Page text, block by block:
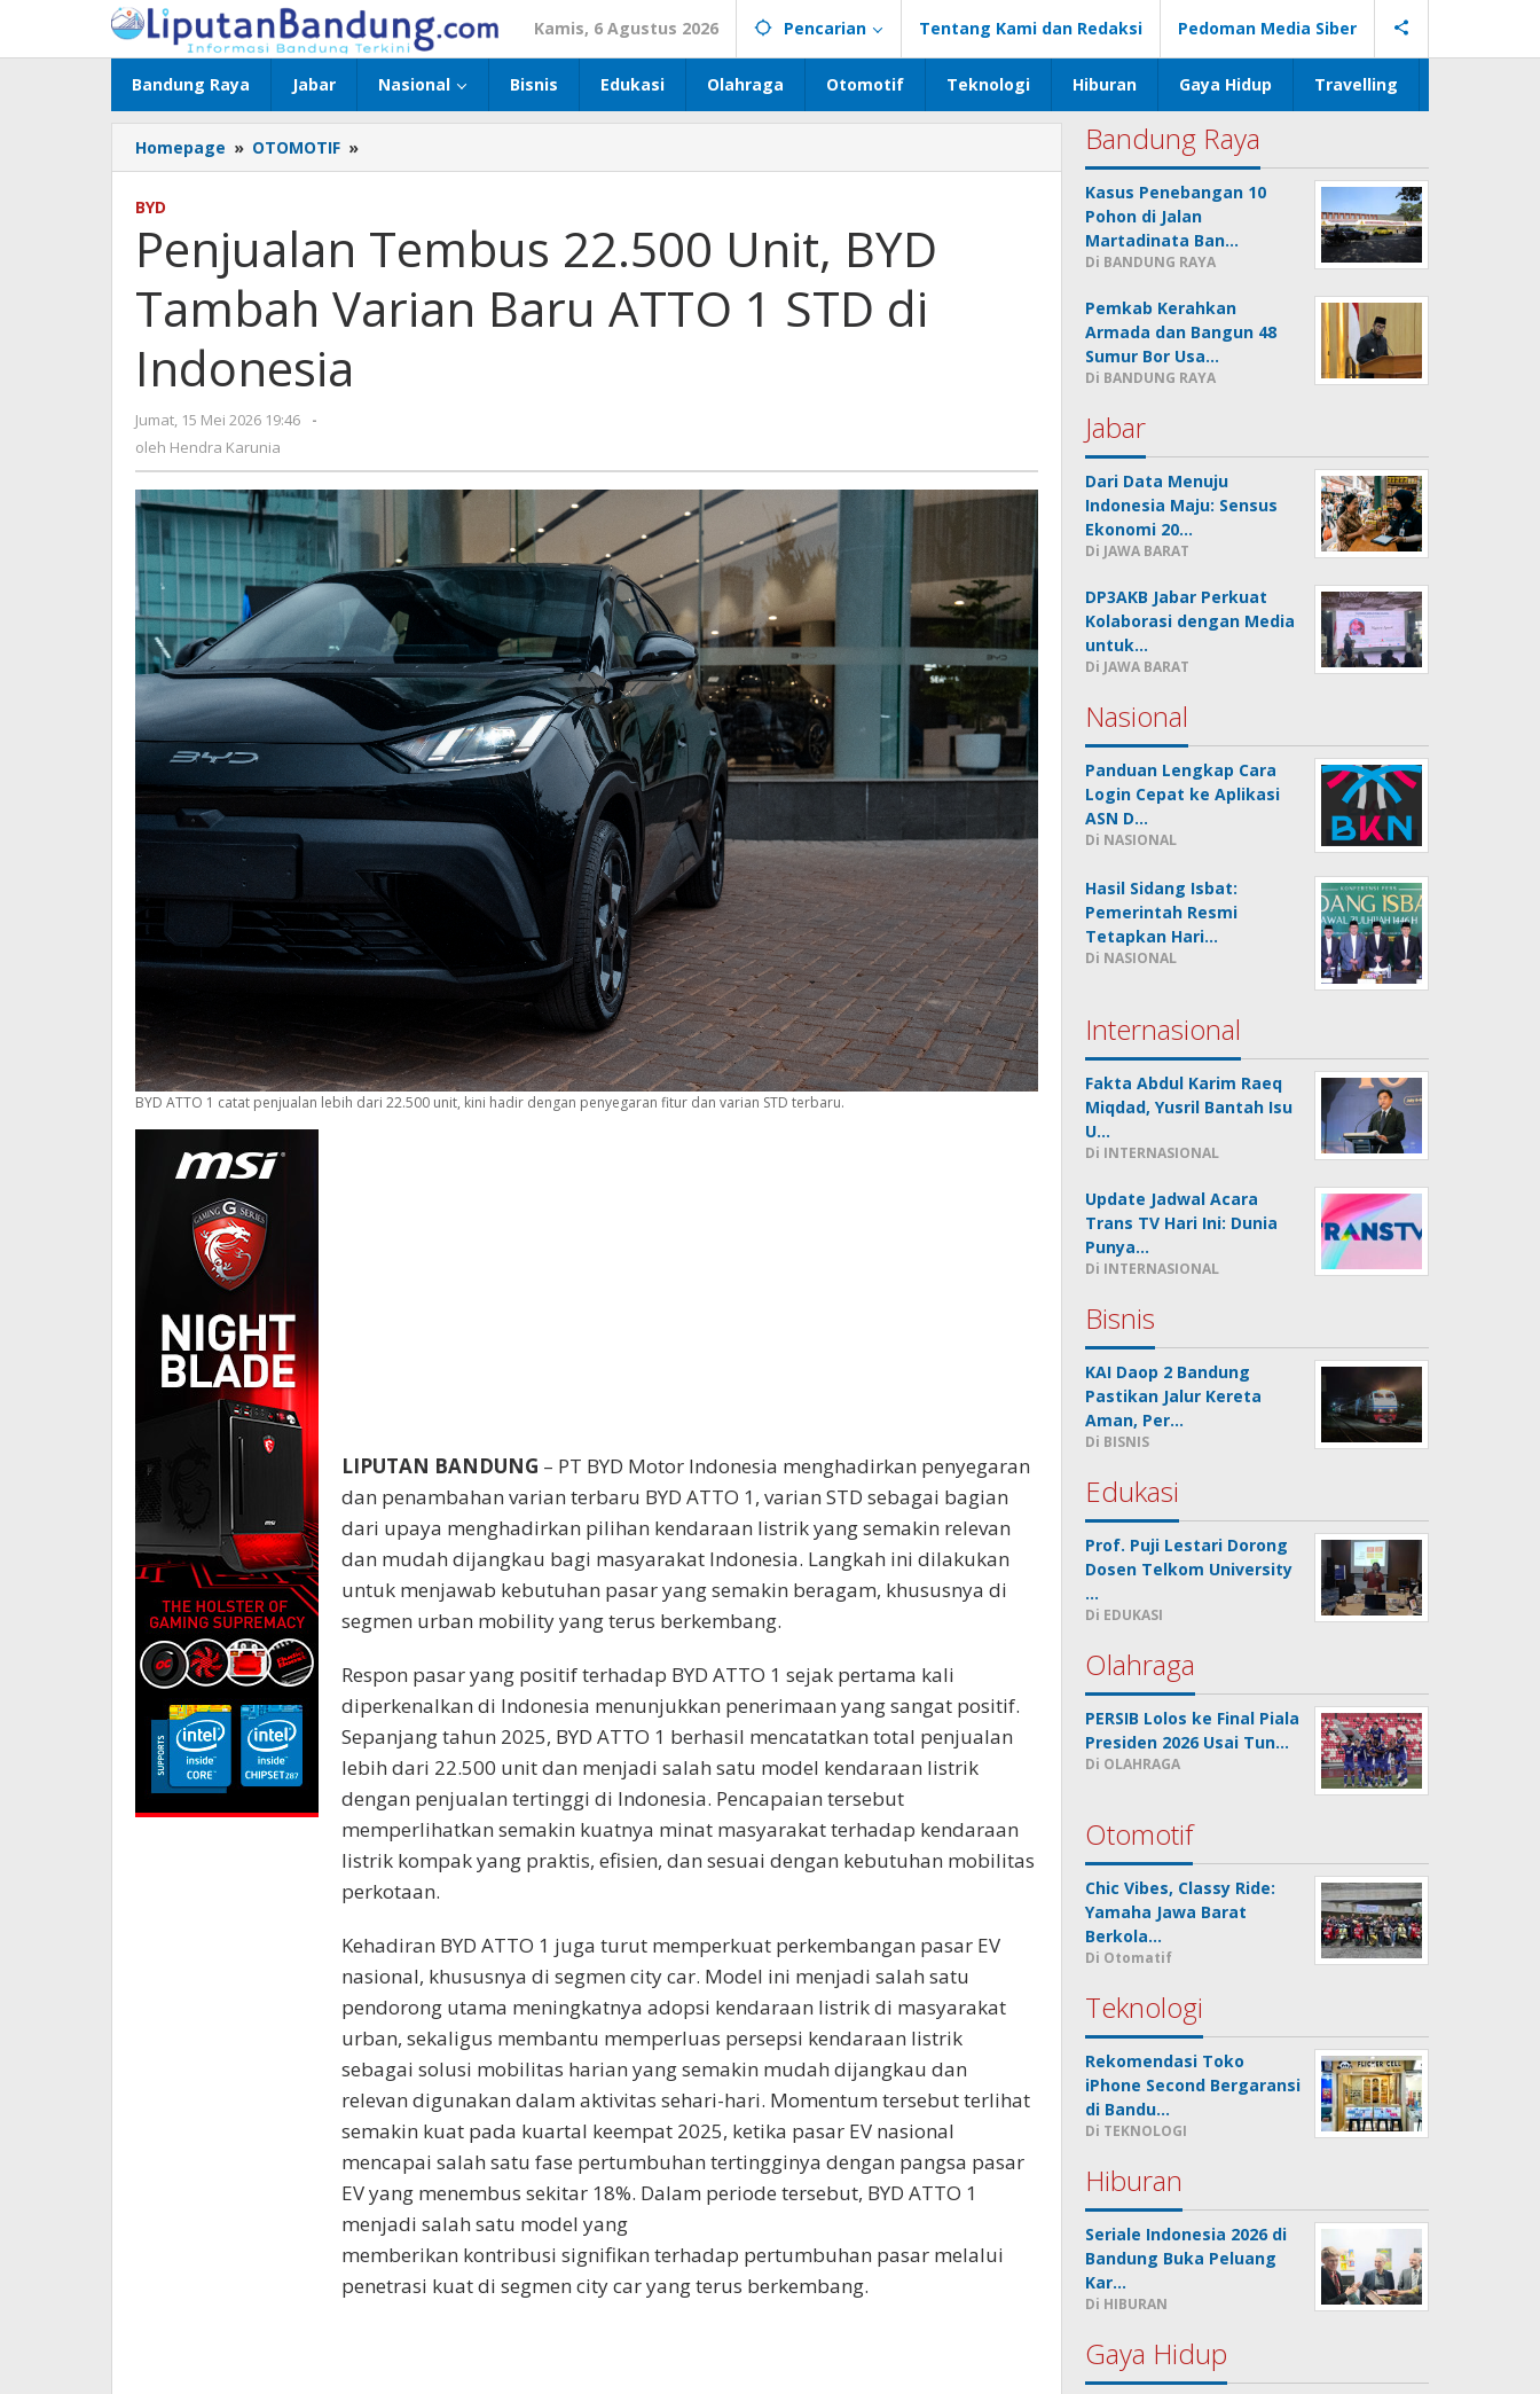
konten
Kamis, 6 Agustus 2026 Pencarian Tentang Kami dan Redaksi Pedoman Media Siber
Bandung Raya Jabar Nasional Bisnis Edukasi Olahraga Otomotif Teknologi Hiburan Gaya Hidup Travelling
Homepage » OTOMOTIF »
Tembus
BYD
Tambah
Varian
Baru
BYD
Penjualan Tembus 22.500 Unit, BYD
Tambah Varian Baru ATTO 1 STD di
Indonesia
Jumat, 15 Mei 2026 19:46
oleh
-
oleh Hendra Karunia
BYD ATTO 1 catat penjualan lebih dari 22.500 unit, kini hadir dengan penyegaran fitur dan varian STD terbaru.
LIPUTAN BANDUNG – PT BYD Motor Indonesia menghadirkan penyegaran
dan penambahan varian terbaru BYD ATTO 1, varian STD sebagai bagian
dari upaya menghadirkan pilihan kendaraan listrik yang semakin relevan
dan mudah dijangkau bagi masyarakat Indonesia. Langkah ini dilakukan
untuk menjawab kebutuhan pasar yang semakin beragam, khususnya di
segmen urban mobility yang terus berkembang.
Respon pasar yang positif terhadap BYD ATTO 1 sejak pertama kali
diperkenalkan di Indonesia menunjukkan penerimaan yang sangat positif.
Sepanjang tahun 2025, BYD ATTO 1 berhasil mencatatkan total penjualan
lebih dari 22.500 unit dan menjadi salah satu model kendaraan listrik
dengan penjualan tertinggi di Indonesia. Pencapaian tersebut
memperlihatkan semakin kuatnya minat masyarakat terhadap kendaraan
listrik kompak yang praktis, efisien, dan sesuai dengan kebutuhan mobilitas
perkotaan.
Kehadiran BYD ATTO 1 juga turut memperkuat perkembangan pasar EV
nasional, khususnya di segmen city car. Model ini menjadi salah satu
pendorong utama meningkatnya adopsi kendaraan listrik di masyarakat
urban, sekaligus membantu memperluas persepsi kendaraan listrik
sebagai solusi mobilitas harian yang semakin mudah dijangkau dan
relevan digunakan dalam aktivitas sehari-hari. Momentum tersebut terlihat
semakin kuat pada kuartal keempat 2025, ketika pasar EV nasional
mencapai salah satu fase pertumbuhan tertingginya dengan pangsa pasar
EV yang menembus sekitar 18%. Dalam periode tersebut, BYD ATTO 1
menjadi salah satu model yang
memberikan kontribusi signifikan terhadap pertumbuhan pasar melalui
penetrasi kuat di segmen city car yang terus berkembang.
Bandung Raya
Kasus Penebangan 10
Pohon di Jalan
Martadinata Ban…
Di BANDUNG RAYA
Pemkab Kerahkan
Armada dan Bangun 48
Sumur Bor Usa…
Di BANDUNG RAYA
Jabar
Dari Data Menuju
Indonesia Maju: Sensus
Ekonomi 20…
Di JAWA BARAT
DP3AKB Jabar Perkuat
Kolaborasi dengan Media
untuk…
Di JAWA BARAT
Nasional
Panduan Lengkap Cara
Login Cepat ke Aplikasi
ASN D…
Di NASIONAL
Hasil Sidang Isbat:
Pemerintah Resmi
Tetapkan Hari…
Di NASIONAL
Internasional
Fakta Abdul Karim Raeq
Miqdad, Yusril Bantah Isu
U…
Di INTERNASIONAL
Update Jadwal Acara
Trans TV Hari Ini: Dunia
Punya…
Di INTERNASIONAL
Bisnis
KAI Daop 2 Bandung
Pastikan Jalur Kereta
Aman, Per…
Di BISNIS
Edukasi
Prof. Puji Lestari Dorong
Dosen Telkom University
…
Di EDUKASI
Olahraga
PERSIB Lolos ke Final Piala
Presiden 2026 Usai Tun…
Di OLAHRAGA
Otomotif
Chic Vibes, Classy Ride:
Yamaha Jawa Barat
Berkola…
Di Otomatif
Teknologi
Rekomendasi Toko
iPhone Second Bergaransi
di Bandu…
Di TEKNOLOGI
Hiburan
Seriale Indonesia 2026 di
Bandung Buka Peluang
Kar…
Di HIBURAN
Gaya Hidup